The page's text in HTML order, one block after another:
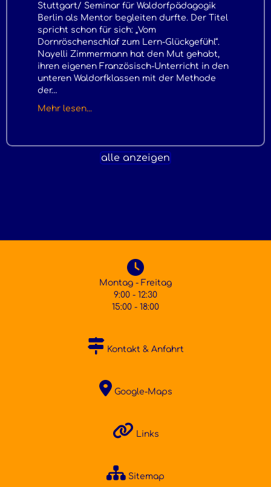
Stuttgart/ Seminar für Waldorfpädagogik
Berlin als Mentor begleiten durfte. Der Titel
spricht schon für sich: „Vom
Dornröschenschlaf zum Lern-Glückgefühl“.
Nayelli Zimmermann hat den Mut gehabt,
ihren eigenen Französisch-Unterricht in den
unteren Waldorfklassen mit der Methode
der…
Mehr lesen...
alle anzeigen
Montag - Freitag
9:00 - 12:30
15:00 - 18:00
Kontakt & Anfahrt
Google-Maps
Links
Sitemap